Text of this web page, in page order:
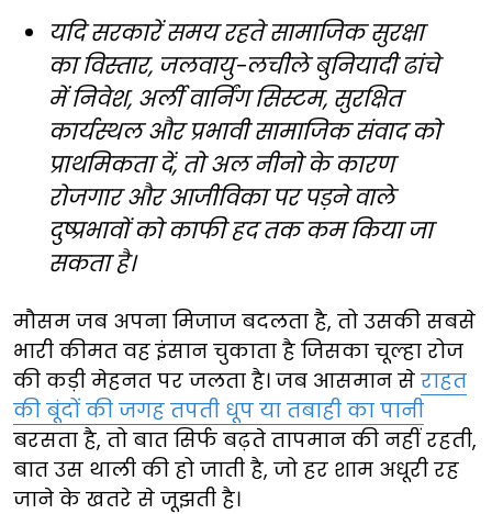
यदि सरकारें समय रहते सामाजिक सुरक्षा
का विस्तार, जलवायु-लचीले बुनियादी ढांचे
में निवेश, अर्ली वार्निंग सिस्टम, सुरक्षित
कार्यस्थल और प्रभावी सामाजिक संवाद को
प्राथमिकता दें, तो अल नीनो के कारण
रोजगार और आजीविका पर पड़ने वाले
दुष्प्रभावों को काफी हद तक कम किया जा
सकता है।
मौसम जब अपना मिजाज बदलता है, तो उसकी सबसे
भारी कीमत वह इंसान चुकाता है जिसका चूल्हा रोज
की कड़ी मेहनत पर जलता है। जब आसमान से राहत
की बूंदों की जगह तपती धूप या तबाही का पानी
बरसता है, तो बात सिर्फ बढ़ते तापमान की नहीं रहती,
बात उस थाली की हो जाती है, जो हर शाम अधूरी रह
जाने के खतरे से जूझती है।